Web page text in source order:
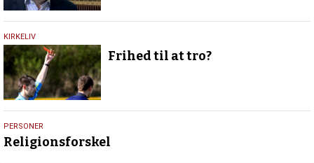
25.
juni
2018
KIRKELIV
Frihed til at tro?
25.
juni
PERSONER
Religionsforskel